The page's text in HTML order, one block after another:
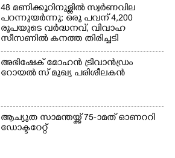
48 മണിക്കൂറിനുള്ളിൽ സ്വർണവില
പറന്നുയർന്നു; ഒരു പവന് 4,200
രൂപയുടെ വർദ്ധനവ്, വിവാഹ
സീസണിൽ കനത്ത തിരിച്ചടി
അഭിഷേക് മോഹൻ ട്രിവാൻഡ്രം
റോയൽ സ് മുഖ്യ പരിശീലകൻ
ആച്യുത സാമന്തയ്ക്ക് 75-ാമത് ഓണററി
ഡോക്ടറേറ്റ്